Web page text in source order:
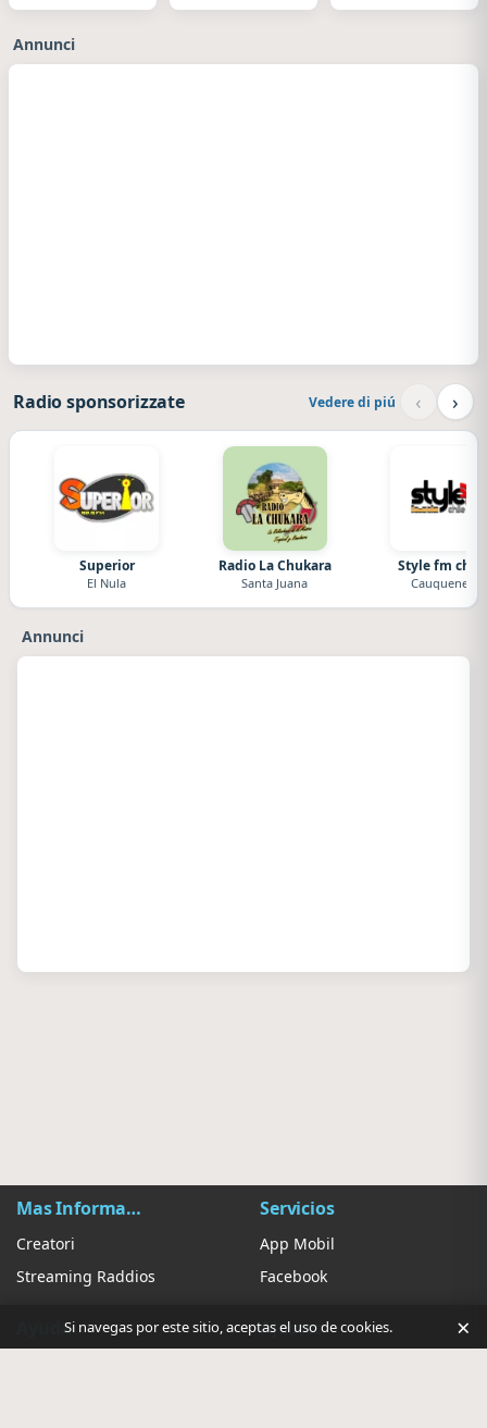
Annunci
Radio sponsorizzate Vedere di piú ‹ ›
Superior
El Nula
Radio La Chukara
Santa Juana
Style fm chile
Cauquenes
Annunci
Mas Información
Creatori
Streaming Raddios
Servicios
App Mobil
Facebook
Ayuda Ajustes
Si navegas por este sitio, aceptas el uso de cookies. ×